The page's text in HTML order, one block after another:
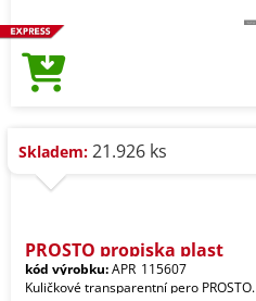
Skladem: 21.926 ks
PROSTO propiska plast
kód výrobku:APR_115607
Kuličkové transparentní pero PROSTO.